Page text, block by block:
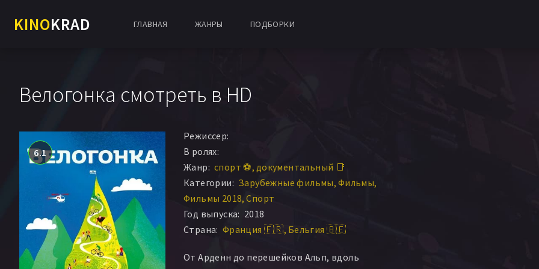
KINOKRAD ГЛАВНАЯ ЖАНРЫ ПОДБОРКИ
Велогонка смотреть в HD
6.1
Режиссер:
В ролях:
Жанр: спорт ⚽ документальный 📑
Категории: Зарубежные фильмы Фильмы
Фильмы 2018 Спорт
Год выпуска: 2018
Страна: Франция 🇫🇷 Бельгия 🇧🇪
От Арденн до перешейков Альп, вдоль